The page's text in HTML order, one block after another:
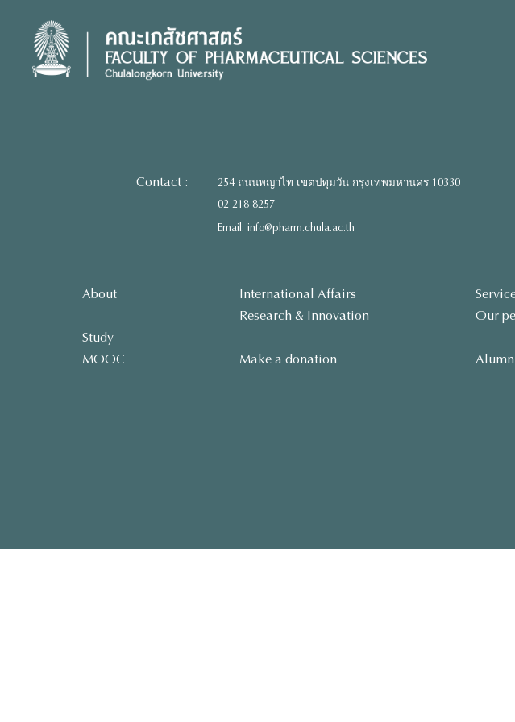
content
Contact :
254 ถนนพญาไท เขตปทุมวัน กรุงเทพมหานคร 10330
02-218-8257
Email: info@pharm.chula.ac.th
About
Study
MOOC
International Affairs
Research & Innovation
Make a donation
Our